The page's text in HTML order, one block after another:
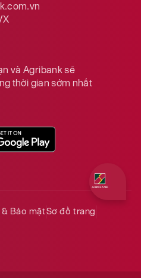
và Agribank sẽ
thời gian sớm nhất
Bảo mậtSơ đồ trang
Quý